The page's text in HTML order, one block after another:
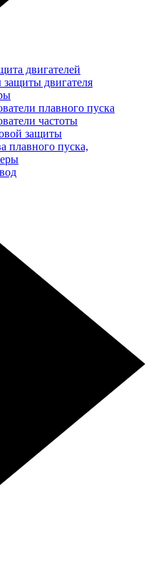
двигателей
двигателя
плавного пуска
частоты
защиты
плавного пуска,